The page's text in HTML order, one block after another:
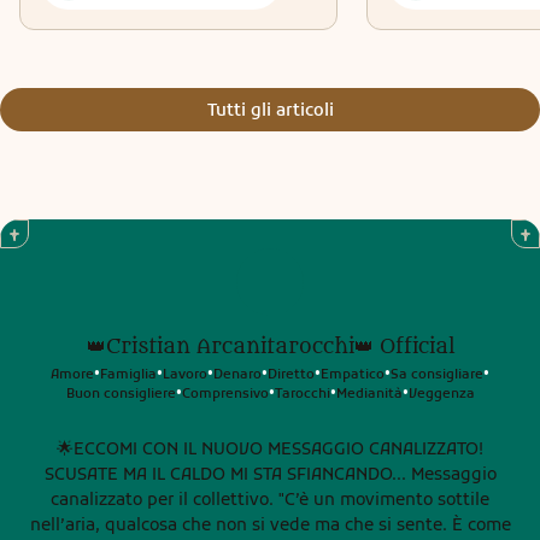
Tutti gli articoli
👑Cristian Arcanitarocchi👑 Official
Amore•Famiglia•Lavoro•Denaro•Diretto•Empatico•Sa consigliare•
Buon consigliere•Comprensivo•Tarocchi•Medianità•Veggenza
🌟ECCOMI CON IL NUOVO MESSAGGIO CANALIZZATO!
SCUSATE MA IL CALDO MI STA SFIANCANDO... Messaggio
canalizzato per il collettivo. "C’è un movimento sottile
nell’aria, qualcosa che non si vede ma che si sente. È come